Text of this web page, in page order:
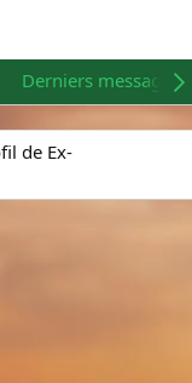
Derniers messages
de Ex-